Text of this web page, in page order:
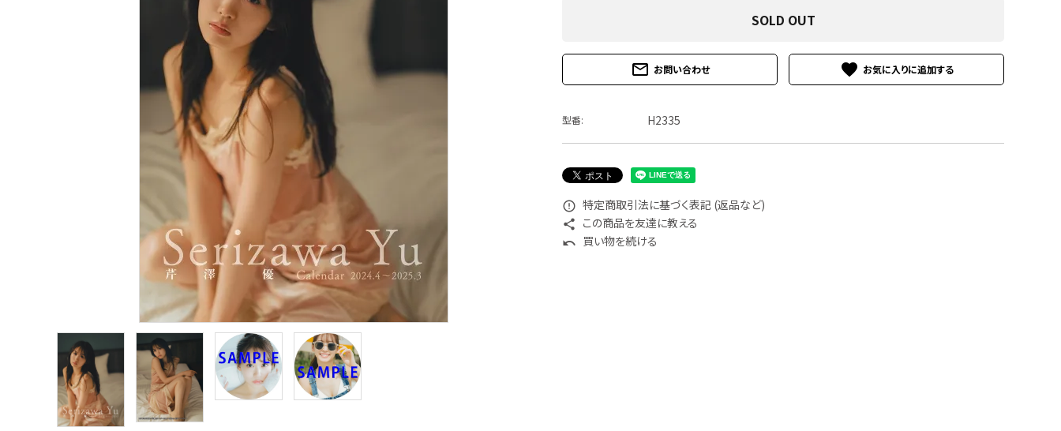
STRiKE！
EMO girl
開運グッズ
ご利用ガイド
プライバシーポリシー
特定商取引法について
SOLD OUT
mail_outline お問い合わせ favorite
型番: H2335
error_outline 特定商取引法に基づく表記 (返品など)
share この商品を友達に教える
undo 買い物を続ける